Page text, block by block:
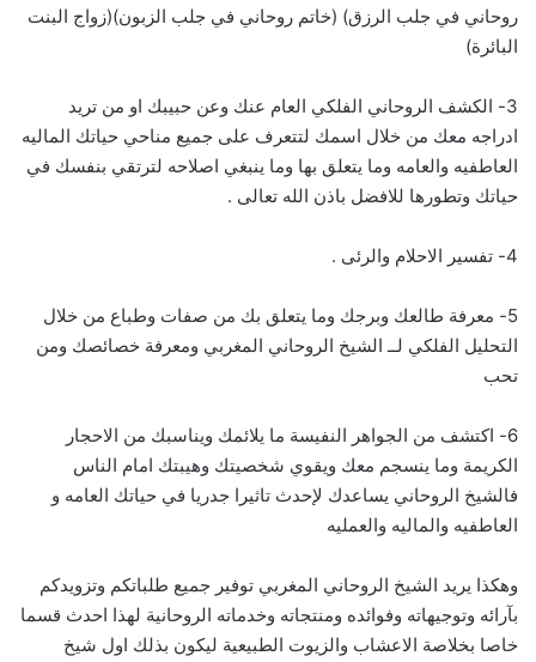
روحاني في جلب الرزق) (خاتم روحاني في جلب الزبون)(زواج البنت
البائرة)
3- الكشف الروحاني الفلكي العام عنك وعن حبيبك او من تريد
ادراجه معك من خلال اسمك لتتعرف على جميع مناحي حياتك الماليه
العاطفيه والعامه وما يتعلق بها وما ينبغي اصلاحه لترتقي بنفسك في
حياتك وتطورها للافضل باذن الله تعالى .
4- تفسير الاحلام والرئى .
5- معرفة طالعك وبرجك وما يتعلق بك من صفات وطباع من خلال
التحليل الفلكي لــ الشيخ الروحاني المغربي ومعرفة خصائصك ومن
تحب
6- اكتشف من الجواهر النفيسة ما يلائمك ويناسبك من الاحجار
الكريمة وما ينسجم معك ويقوي شخصيتك وهيبتك امام الناس
فالشيخ الروحاني يساعدك لإحدث تاثيرا جدريا في حياتك العامه و
العاطفيه والماليه والعمليه
وهكذا يريد الشيخ الروحاني المغربي توفير جميع طلباتكم وتزويدكم
بآرائه وتوجيهاته وفوائده ومنتجاته وخدماته الروحانية لهذا احدث قسما
خاصا بخلاصة الاعشاب والزيوت الطبيعية ليكون بذلك اول شيخ